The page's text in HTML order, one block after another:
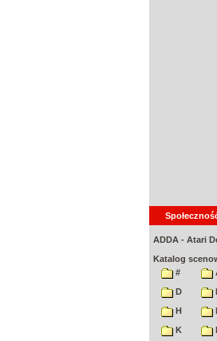
ADDA - Atari
Katalog
#
D
H
I
K